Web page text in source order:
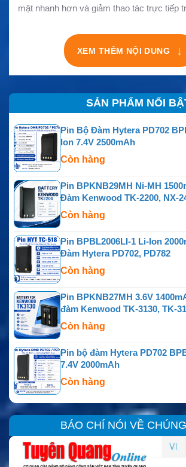
mật nhanh hơn và giảm thao tác trực tiếp
XEM THÊM NỘI DUNG ↓
SẢN PHẨM NỔI
Pin Bộ Đàm Hytera PD702
Ion 7.4V 2500mAh
Còn hàng
Pin BPKNB29MH Ni-MH
Đàm Kenwood TK-2200, NX-
Còn hàng
Pin BPBL2006LI-1 Li-Ion
Đàm Hytera PD702, PD782
Còn hàng
Pin BPKNB27MH 3.6V
đàm Kenwood TK-3130, TK-
Còn hàng
Pin bộ đàm Hytera PD702
7.4V 2000mAh
Còn hàng
BÁO CHÍ NÓI VỀ